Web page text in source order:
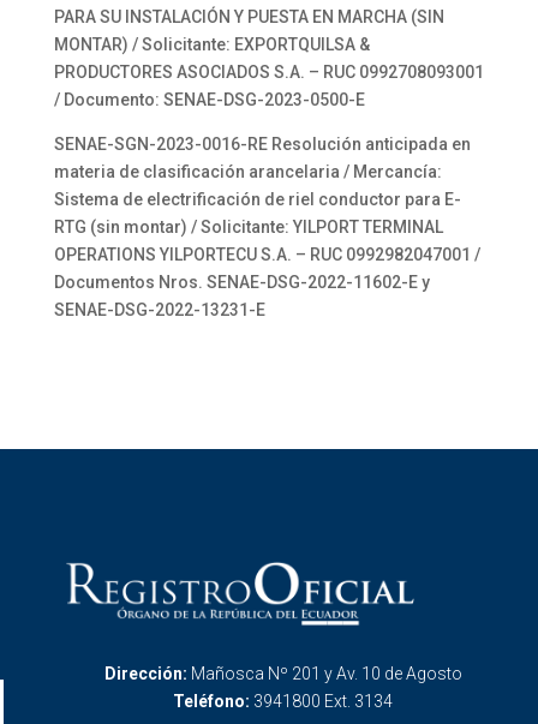
PARA SU INSTALACIÓN Y PUESTA EN MARCHA (SIN
MONTAR) / Solicitante: EXPORTQUILSA &
PRODUCTORES ASOCIADOS S.A. – RUC 0992708093001
/ Documento: SENAE-DSG-2023-0500-E
SENAE-SGN-2023-0016-RE Resolución anticipada en
materia de clasificación arancelaria / Mercancía:
Sistema de electrificación de riel conductor para E-
RTG (sin montar) / Solicitante: YILPORT TERMINAL
OPERATIONS YILPORTECU S.A. – RUC 0992982047001 /
Documentos Nros. SENAE-DSG-2022-11602-E y
SENAE-DSG-2022-13231-E
Dirección: Mañosca Nº 201 y Av. 10 de Agosto
Teléfono: 3941800 Ext. 3134